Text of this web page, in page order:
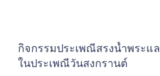
กิจกรรมประเพณีสรงน้ำพระแ
ในประเพณีวันสงกรานต์